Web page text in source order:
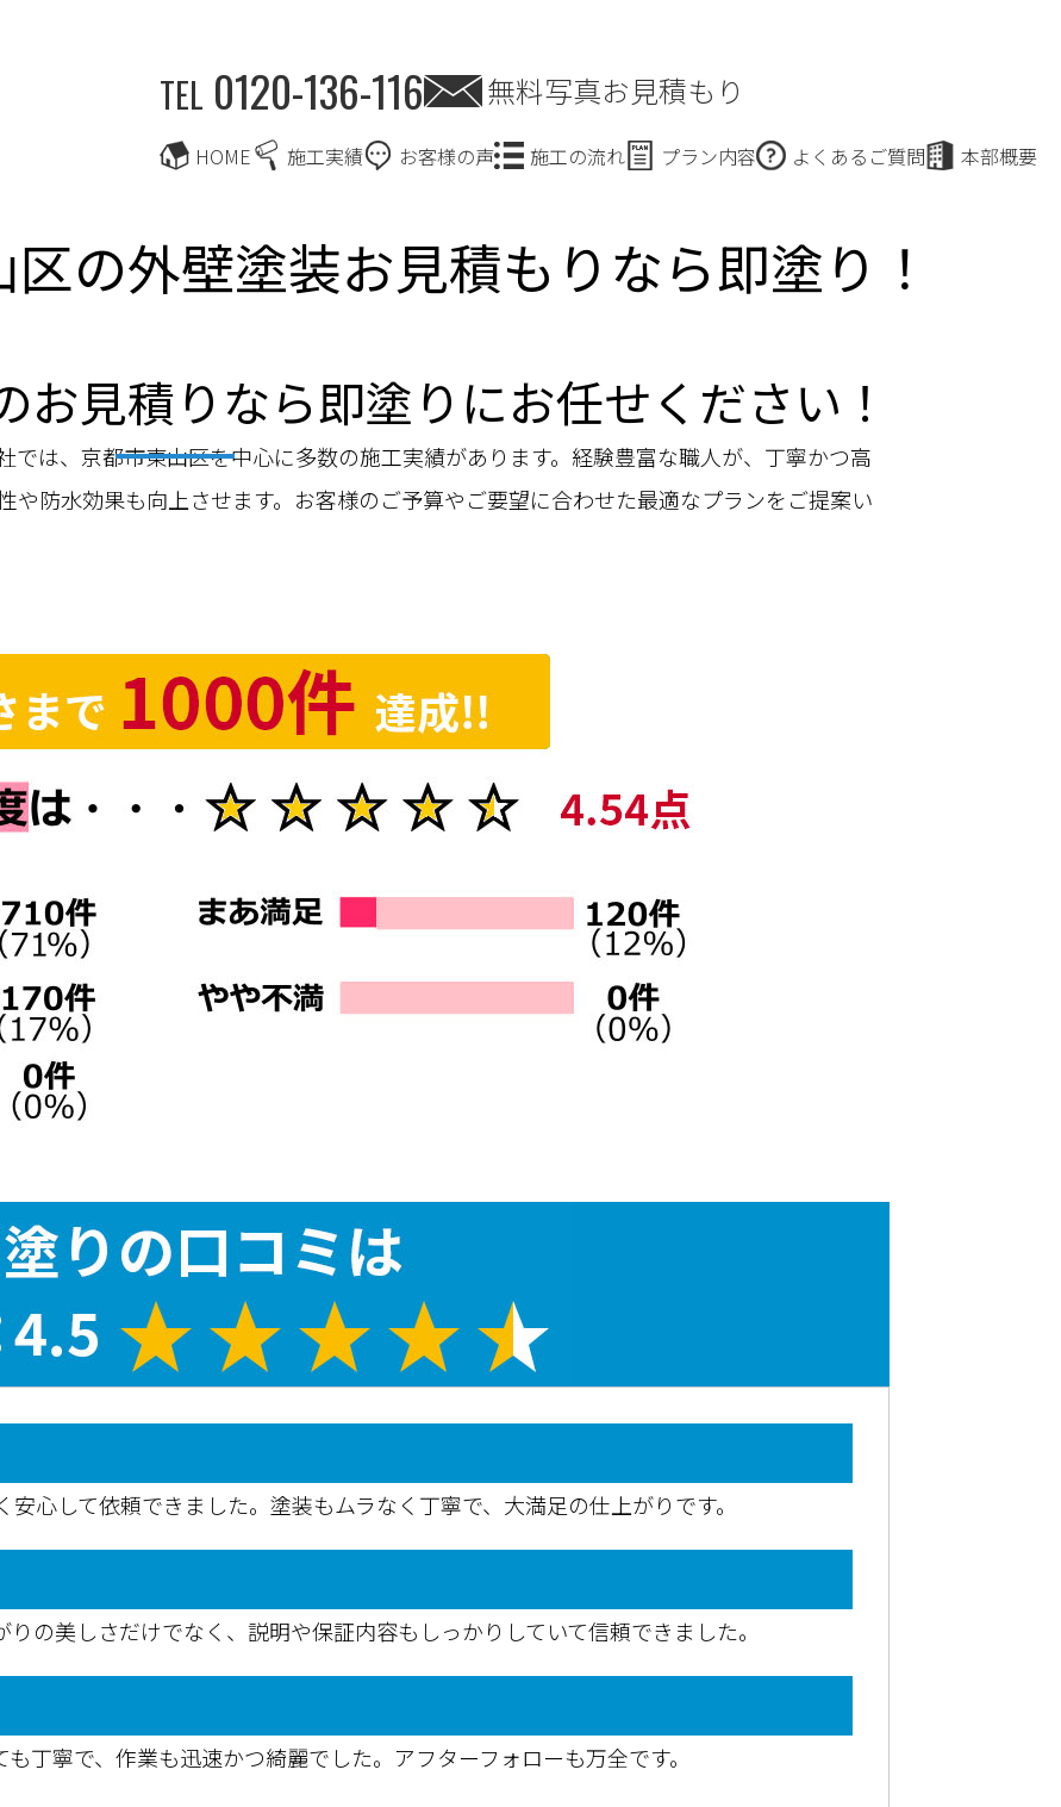
TEL 0120-136-116 無料写真お見積もり
HOME 施工実績 お客様の声 施工の流れ プラン内容 よくあるご質問 本部概要
の外壁塗装お見積もりなら即塗り！
見積りなら即塗りにお任せください！
は、京都市東山区を中心に多数の施工実績があります。経験豊富な職人が、丁寧かつ高
防水効果も向上させます。お客様のご予算やご要望に合わせた最適なプランをご提案い
心して依頼できました。塗装もムラなく丁寧で、大満足の仕上がりです。
の美しさだけでなく、説明や保証内容もしっかりしていて信頼できました。
丁寧で、作業も迅速かつ綺麗でした。アフターフォローも万全です。